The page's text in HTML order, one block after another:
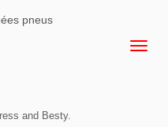
pneus
and Besty.